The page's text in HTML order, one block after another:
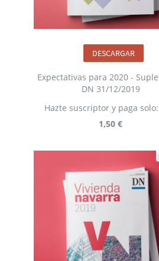
Expectativas para 2020 -
DN 31/12/2019
1,50 €
Hazte suscriptor y paga solo:
DESCARGAR